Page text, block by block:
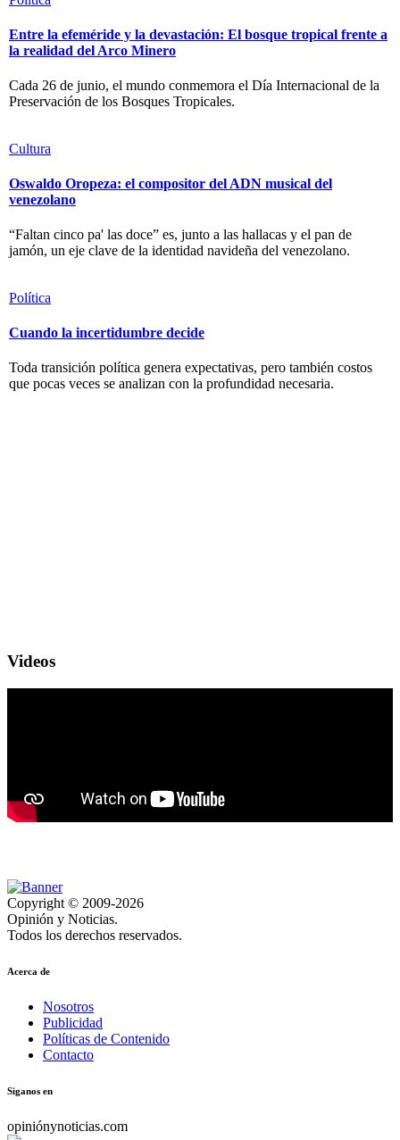
Entre la efeméride y la devastación: El bosque tropical frente a
la realidad del Arco Minero
Cada 26 de junio, el mundo conmemora el Día Internacional de la
Preservación de los Bosques Tropicales.
Cultura
Oswaldo Oropeza: el compositor del ADN musical del
venezolano
“Faltan cinco pa' las doce” es, junto a las hallacas y el pan de
jamón, un eje clave de la identidad navideña del venezolano.
Política
Cuando la incertidumbre decide
Toda transición política genera expectativas, pero también costos
que pocas veces se analizan con la profundidad necesaria.
Videos
Copyright © 2009-2026
Opinión y Noticias.
Todos los derechos reservados.
Acerca de
Nosotros
Publicidad
Políticas de Contenido
Contacto
Siganos en
opiniónynoticias.com